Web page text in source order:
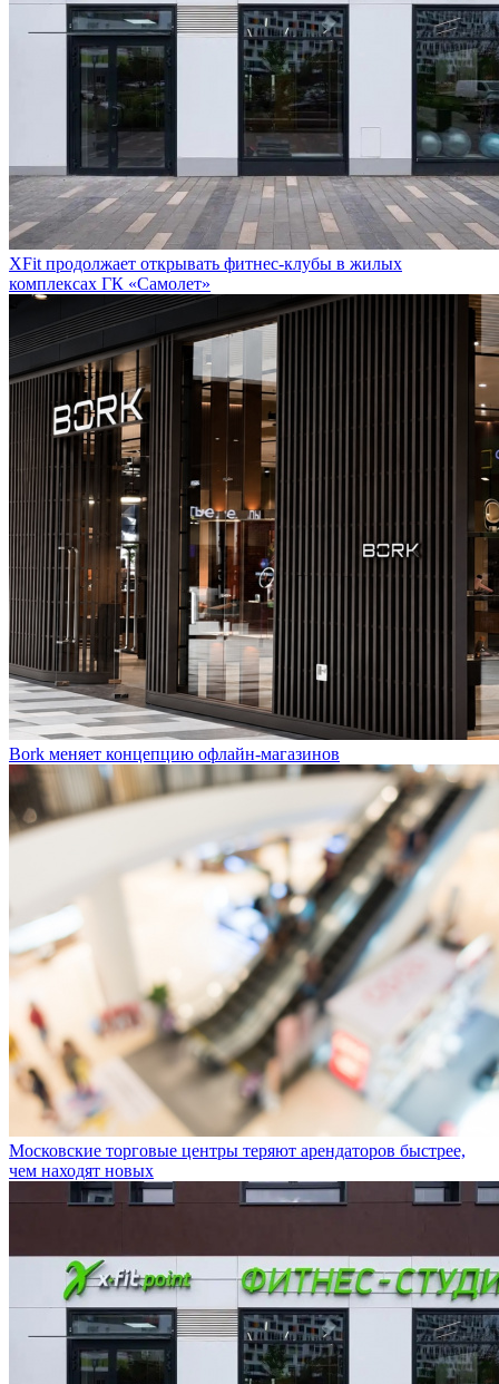
XFit продолжает открывать фитнес-клубы в жилых
комплексах ГК «Самолет»
Bork меняет концепцию офлайн-магазинов
Московские торговые центры теряют арендаторов быстрее,
чем находят новых